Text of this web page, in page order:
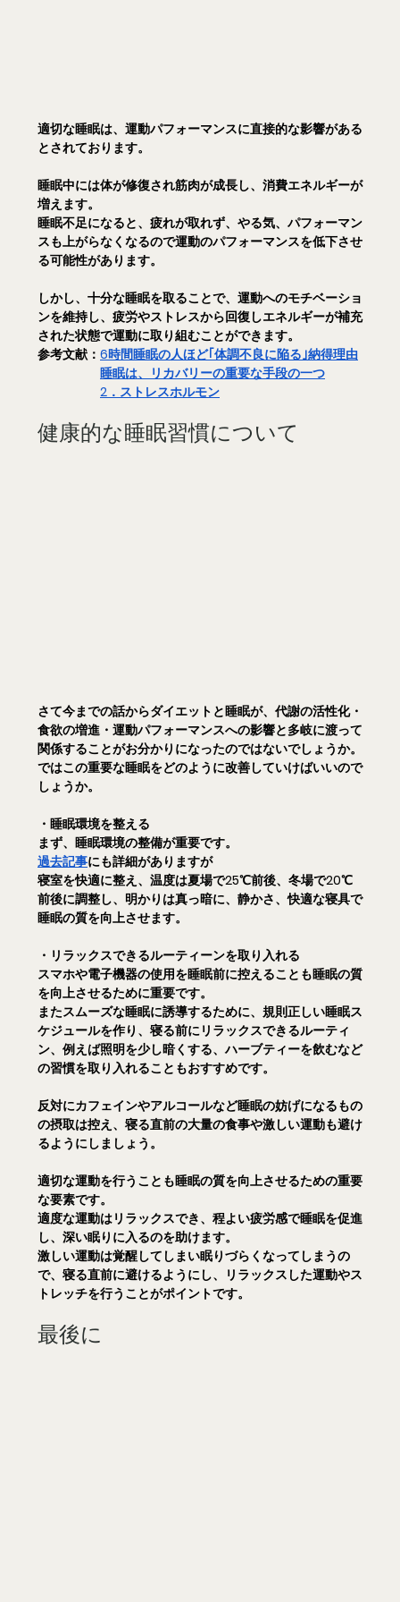
適切な睡眠は、運動パフォーマンスに直接的な影響がある
とされております。
睡眠中には体が修復され筋肉が成長し、消費エネルギーが
増えます。
睡眠不足になると、疲れが取れず、やる気、パフォーマン
スも上がらなくなるので運動のパフォーマンスを低下させ
る可能性があります。
しかし、十分な睡眠を取ることで、運動へのモチベーショ
ンを維持し、疲労やストレスから回復しエネルギーが補充
された状態で運動に取り組むことができます。
参考文献： 6時間睡眠の人ほど｢体調不良に陥る｣納得理由
睡眠は、リカバリーの重要な手段の一つ
2．ストレスホルモン
健康的な睡眠習慣について
さて今までの話からダイエットと睡眠が、代謝の活性化・
食欲の増進・運動パフォーマンスへの影響と多岐に渡って
関係することがお分かりになったのではないでしょうか。
ではこの重要な睡眠をどのように改善していけばいいので
しょうか。
・睡眠環境を整える
まず、睡眠環境の整備が重要です。
過去記事にも詳細がありますが
寝室を快適に整え、温度は夏場で25℃前後、冬場で20℃
前後に調整し、明かりは真っ暗に、静かさ、快適な寝具で
睡眠の質を向上させます。
・リラックスできるルーティーンを取り入れる
スマホや電子機器の使用を睡眠前に控えることも睡眠の質
を向上させるために重要です。
またスムーズな睡眠に誘導するために、規則正しい睡眠ス
ケジュールを作り、寝る前にリラックスできるルーティ
ン、例えば照明を少し暗くする、ハーブティーを飲むなど
の習慣を取り入れることもおすすめです。
反対にカフェインやアルコールなど睡眠の妨げになるもの
の摂取は控え、寝る直前の大量の食事や激しい運動も避け
るようにしましょう。
適切な運動を行うことも睡眠の質を向上させるための重要
な要素です。
適度な運動はリラックスでき、程よい疲労感で睡眠を促進
し、深い眠りに入るのを助けます。
激しい運動は覚醒してしまい眠りづらくなってしまうの
で、寝る直前に避けるようにし、リラックスした運動やス
トレッチを行うことがポイントです。
最後に